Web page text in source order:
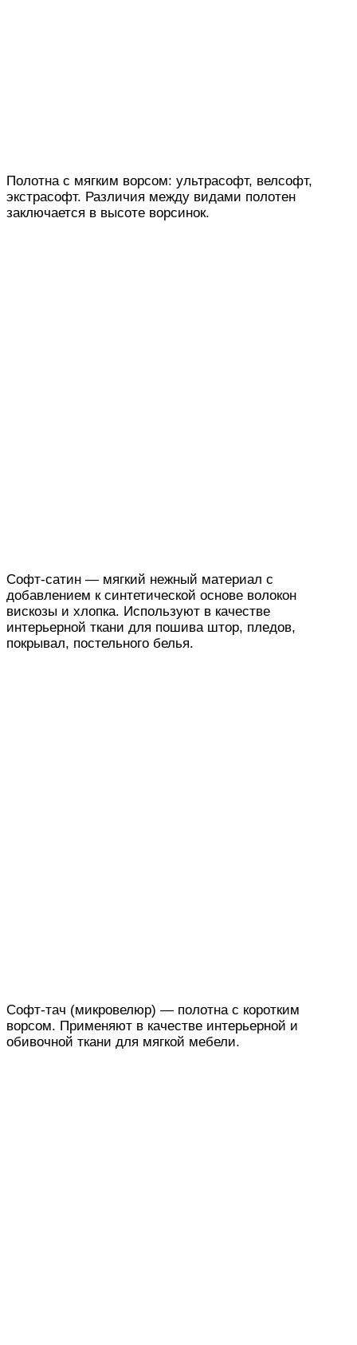
Полотна с мягким ворсом: ультрасофт, велсофт,
экстрасофт. Различия между видами полотен
заключается в высоте ворсинок.
Софт-сатин — мягкий нежный материал с
добавлением к синтетической основе волокон
вискозы и хлопка. Используют в качестве
интерьерной ткани для пошива штор, пледов,
покрывал, постельного белья.
Софт-тач (микровелюр) — полотна с коротким
ворсом. Применяют в качестве интерьерной и
обивочной ткани для мягкой мебели.